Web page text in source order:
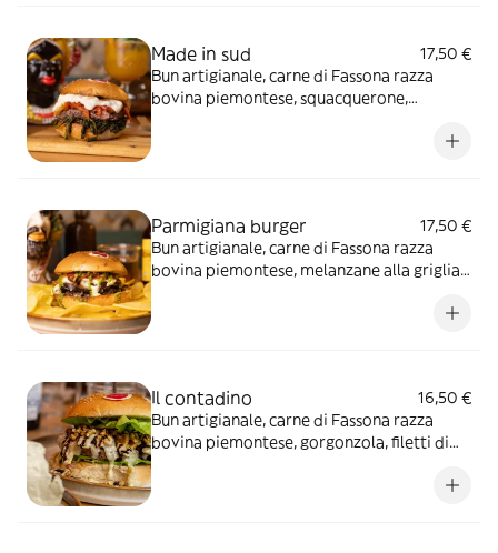
Made in sud
17,50 €
Bun artigianale, carne di Fassona razza
bovina piemontese, squacquerone,
Parmigiana burger
17,50 €
Bun artigianale, carne di Fassona razza
bovina piemontese, melanzane alla griglia,
Il contadino
16,50 €
Bun artigianale, carne di Fassona razza
bovina piemontese, gorgonzola, filetti di